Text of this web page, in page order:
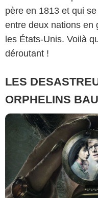
père en 1813 et qui
entre deux nations en
les États-Unis. Voilà
déroutant !
LES
ORPHELINS